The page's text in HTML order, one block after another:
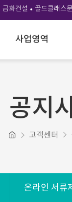
금화건설 골드클래스
사업영역
온라인 서류
공지
고객센터